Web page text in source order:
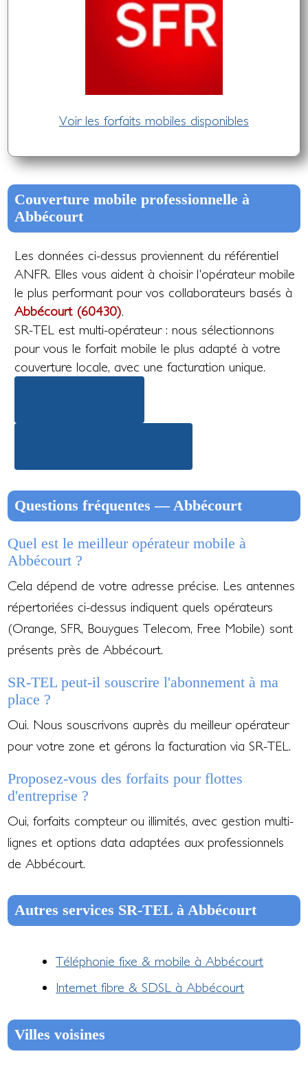
Voir les forfaits mobiles disponibles
Couverture mobile professionnelle à
Abbécourt
Les données ci-dessus proviennent du référentiel
ANFR. Elles vous aident à choisir l'opérateur mobile
le plus performant pour vos collaborateurs basés à
Abbécourt (60430).
SR-TEL est multi-opérateur : nous sélectionnons
pour vous le forfait mobile le plus adapté à votre
couverture locale, avec une facturation unique.
Questions fréquentes — Abbécourt
Quel est le meilleur opérateur mobile à
Abbécourt ?
Cela dépend de votre adresse précise. Les antennes
répertoriées ci-dessus indiquent quels opérateurs
(Orange, SFR, Bouygues Telecom, Free Mobile) sont
présents près de Abbécourt.
SR-TEL peut-il souscrire l'abonnement à ma
place ?
Oui. Nous souscrivons auprès du meilleur opérateur
pour votre zone et gérons la facturation via SR-TEL.
Proposez-vous des forfaits pour flottes
d'entreprise ?
Oui, forfaits compteur ou illimités, avec gestion multi-
lignes et options data adaptées aux professionnels
de Abbécourt.
Autres services SR-TEL à Abbécourt
Téléphonie fixe & mobile à Abbécourt
Internet fibre & SDSL à Abbécourt
Villes voisines